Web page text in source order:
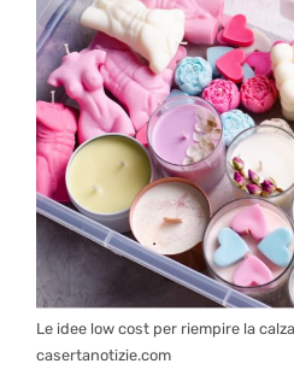
Le idee low cost per riempire la
casertanotizie.com